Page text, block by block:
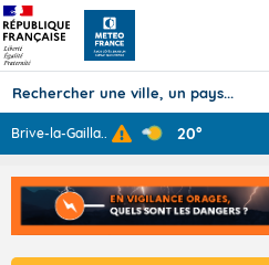
TOUS LES
Brive-la-Gailla... 20°